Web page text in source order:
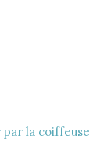
par la coiffeuse